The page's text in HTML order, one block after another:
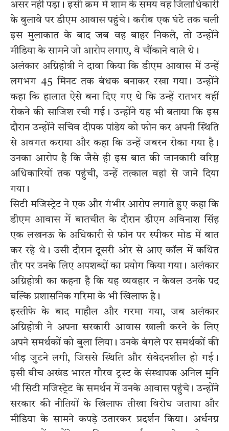
असर नहीं पड़ा। इसी क्रम में शाम के समय वह जिलाधिकारी
के बुलावे पर डीएम आवास पहुंचे। करीब एक घंटे तक चली
इस मुलाकात के बाद जब वह बाहर निकले, तो उन्होंने
मीडिया के सामने जो आरोप लगाए, वे चौंकाने वाले थे।
अलंकार अग्निहोत्री ने दावा किया कि डीएम आवास में उन्हें
लगभग 45 मिनट तक बंधक बनाकर रखा गया। उन्होंने
कहा कि हालात ऐसे बना दिए गए थे कि उन्हें रातभर वहीं
रोकने की साजिश रची गई। उन्होंने यह भी बताया कि इस
दौरान उन्होंने सचिव दीपक पांडेय को फोन कर अपनी स्थिति
से अवगत कराया और कहा कि उन्हें जबरन रोका गया है।
उनका आरोप है कि जैसे ही इस बात की जानकारी वरिष्ठ
अधिकारियों तक पहुंची, उन्हें तत्काल वहां से जाने दिया
गया।
सिटी मजिस्ट्रेट ने एक और गंभीर आरोप लगाते हुए कहा कि
डीएम आवास में बातचीत के दौरान डीएम अविनाश सिंह
एक लखनऊ के अधिकारी से फोन पर स्पीकर मोड में बात
कर रहे थे। उसी दौरान दूसरी ओर से आए कॉल में कथित
तौर पर उनके लिए अपशब्दों का प्रयोग किया गया। अलंकार
अग्निहोत्री का कहना है कि यह व्यवहार न केवल उनके पद
बल्कि प्रशासनिक गरिमा के भी खिलाफ है।
इस्तीफे के बाद माहौल और गरमा गया, जब अलंकार
अग्निहोत्री ने अपना सरकारी आवास खाली करने के लिए
अपने समर्थकों को बुला लिया। उनके बंगले पर समर्थकों की
भीड़ जुटने लगी, जिससे स्थिति और संवेदनशील हो गई।
इसी बीच अखंड भारत गौरव ट्रस्ट के संस्थापक अनिल मुनि
भी सिटी मजिस्ट्रेट के समर्थन में उनके आवास पहुंचे। उन्होंने
सरकार की नीतियों के खिलाफ तीखा विरोध जताया और
मीडिया के सामने कपड़े उतारकर प्रदर्शन किया। अर्धनग्न